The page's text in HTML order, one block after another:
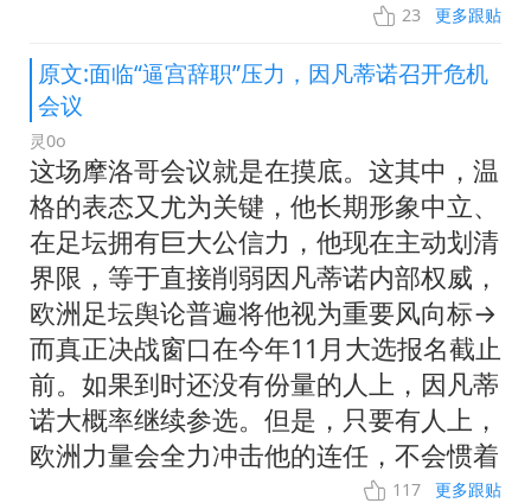
23 更多跟贴
原文:面临“逼宫辞职”压力，因凡蒂诺召开危机
会议
灵0o
这场摩洛哥会议就是在摸底。这其中，温
格的表态又尤为关键，他长期形象中立、
在足坛拥有巨大公信力，他现在主动划清
界限，等于直接削弱因凡蒂诺内部权威，
欧洲足坛舆论普遍将他视为重要风向标→
而真正决战窗口在今年11月大选报名截止
前。如果到时还没有份量的人上，因凡蒂
诺大概率继续参选。但是，只要有人上，
欧洲力量会全力冲击他的连任，不会惯着
117 更多跟贴